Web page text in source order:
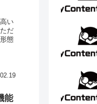
い
だ
態
能